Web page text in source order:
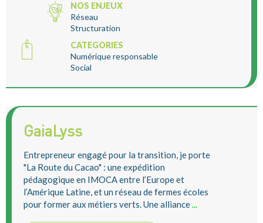
NOS ENJEUX
Réseau
Structuration
CATEGORIES
Numérique responsable
Social
GaiaLyss
Entrepreneur engagé pour la transition, je porte
"La Route du Cacao" : une expédition
pédagogique en IMOCA entre l’Europe et
l’Amérique Latine, et un réseau de fermes écoles
pour former aux métiers verts. Une alliance...